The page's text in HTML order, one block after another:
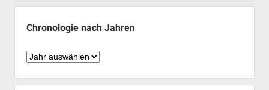
Monaten
Chronologie nach Jahren
Chronologie
Jahren